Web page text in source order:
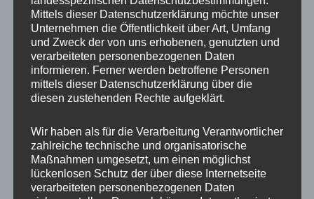
werden
werden
Dieses
Produkt
weist
mehrere
auf.
Die
Optionen
können
auf
Handykette JUST MIX
GREY & COOKIE inkl.
DUO Case
Dieses
weist
auf.
auf
Handykette JUST MIX
GREY & FLOWER inkl.
DUO Case
Mittels dieser Datenschutzerklärung möchte unser
Unternehmen die Öffentlichkeit über Art, Umfang
und Zweck der von uns erhobenen, genutzten und
verarbeiteten personenbezogenen Daten
informieren. Ferner werden betroffene Personen
mittels dieser Datenschutzerklärung über die
diesen zustehenden Rechte aufgeklärt.
Wir haben als für die Verarbeitung Verantwortlicher
zahlreiche technische und organisatorische
Maßnahmen umgesetzt, um einen möglichst
lückenlosen Schutz der über diese Internetseite
verarbeiteten personenbezogenen Daten